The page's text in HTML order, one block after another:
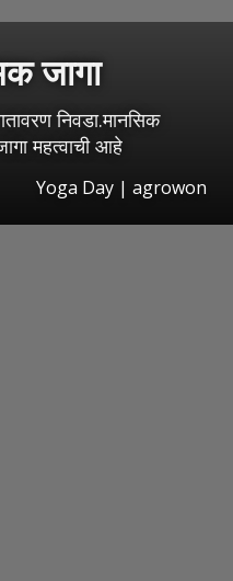
जागा
निवडा.मानसिक
महत्वाची आहे
Yoga Day | agrowon